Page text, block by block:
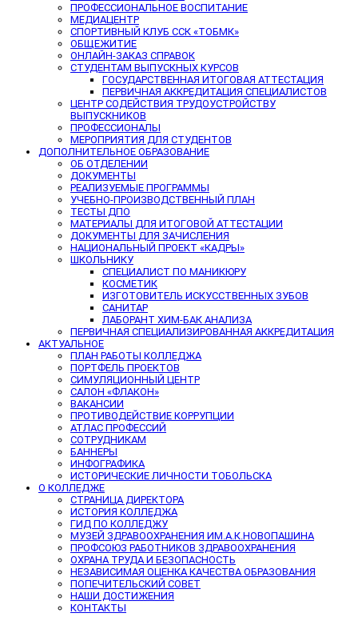
ПРОФЕССИОНАЛЬНОЕ ВОСПИТАНИЕ
МЕДИАЦЕНТР
СПОРТИВНЫЙ КЛУБ ССК «ТОБМК»
ОБЩЕЖИТИЕ
ОНЛАЙН-ЗАКАЗ СПРАВОК
СТУДЕНТАМ ВЫПУСКНЫХ КУРСОВ
ГОСУДАРСТВЕННАЯ ИТОГОВАЯ АТТЕСТАЦИЯ
ПЕРВИЧНАЯ АККРЕДИТАЦИЯ СПЕЦИАЛИСТОВ
ЦЕНТР СОДЕЙСТВИЯ ТРУДОУСТРОЙСТВУ
ВЫПУСКНИКОВ
ПРОФЕССИОНАЛЫ
МЕРОПРИЯТИЯ ДЛЯ СТУДЕНТОВ
ДОПОЛНИТЕЛЬНОЕ ОБРАЗОВАНИЕ
ОБ ОТДЕЛЕНИИ
ДОКУМЕНТЫ
РЕАЛИЗУЕМЫЕ ПРОГРАММЫ
УЧЕБНО-ПРОИЗВОДСТВЕННЫЙ ПЛАН
ТЕСТЫ ДПО
МАТЕРИАЛЫ ДЛЯ ИТОГОВОЙ АТТЕСТАЦИИ
ДОКУМЕНТЫ ДЛЯ ЗАЧИСЛЕНИЯ
НАЦИОНАЛЬНЫЙ ПРОЕКТ «КАДРЫ»
ШКОЛЬНИКУ
СПЕЦИАЛИСТ ПО МАНИКЮРУ
КОСМЕТИК
ИЗГОТОВИТЕЛЬ ИСКУССТВЕННЫХ ЗУБОВ
САНИТАР
ЛАБОРАНТ ХИМ-БАК АНАЛИЗА
ПЕРВИЧНАЯ СПЕЦИАЛИЗИРОВАННАЯ АККРЕДИТАЦИЯ
АКТУАЛЬНОЕ
ПЛАН РАБОТЫ КОЛЛЕДЖА
ПОРТФЕЛЬ ПРОЕКТОВ
СИМУЛЯЦИОННЫЙ ЦЕНТР
САЛОН «ФЛАКОН»
ВАКАНСИИ
ПРОТИВОДЕЙСТВИЕ КОРРУПЦИИ
АТЛАС ПРОФЕССИЙ
СОТРУДНИКАМ
БАННЕРЫ
ИНФОГРАФИКА
ИСТОРИЧЕСКИЕ ЛИЧНОСТИ ТОБОЛЬСКА
О КОЛЛЕДЖЕ
СТРАНИЦА ДИРЕКТОРА
ИСТОРИЯ КОЛЛЕДЖА
ГИД ПО КОЛЛЕДЖУ
МУЗЕЙ ЗДРАВООХРАНЕНИЯ ИМ.А.К.НОВОПАШИНА
ПРОФСОЮЗ РАБОТНИКОВ ЗДРАВООХРАНЕНИЯ
ОХРАНА ТРУДА И БЕЗОПАСНОСТЬ
НЕЗАВИСИМАЯ ОЦЕНКА КАЧЕСТВА ОБРАЗОВАНИЯ
ПОПЕЧИТЕЛЬСКИЙ СОВЕТ
НАШИ ДОСТИЖЕНИЯ
КОНТАКТЫ